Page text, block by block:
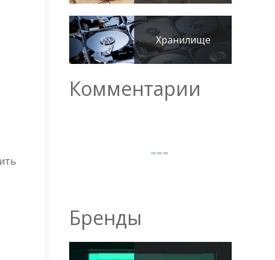
Хранилище
Комментарии
Бренды